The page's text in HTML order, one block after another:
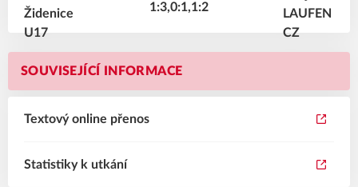
1:3,0:1,1:2
SOUVISEJÍCÍ INFORMACE
Textový online přenos
Statistiky k utkání